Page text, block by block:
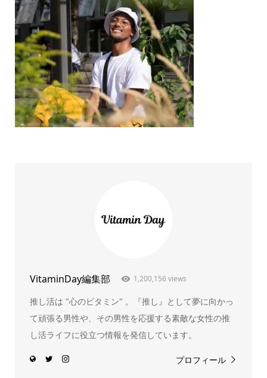
VitaminDay編集部 1,200,156 views
推し活は "心のビタミン" 。『推し』として夢に向かっ
て頑張る男性や、その男性を応援する素敵な女性の推
し活ライフに役立つ情報を発信しています。
プロフィール